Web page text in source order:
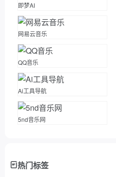
即梦AI
网易云音乐
QQ音乐
Ai工具导航
5nd音乐网
热门标签